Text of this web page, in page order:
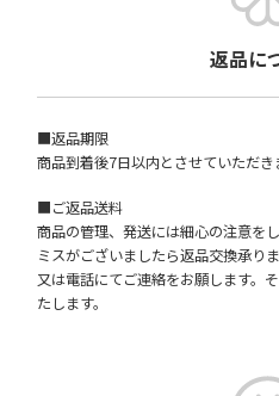
返品に
■返品期限
商品到着後7日以内とさせていただき
■ご返品送料
商品の管理、発送には細心の注意を
ミスがございましたら返品交換承り
又は電話にてご連絡をお願します。
たします。